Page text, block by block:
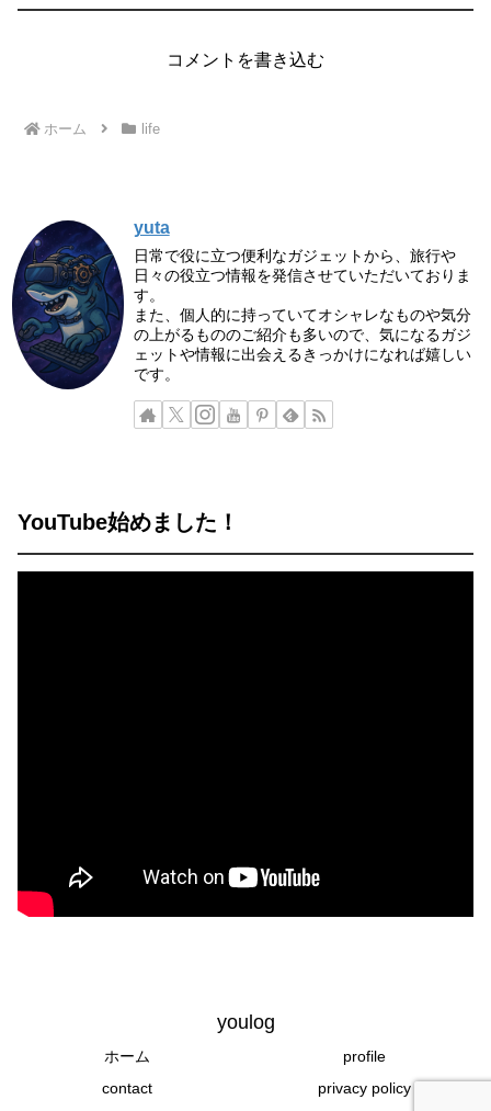
コメントを書き込む
ホーム life
yuta
日常で役に立つ便利なガジェットから、旅行や
日々の役立つ情報を発信させていただいておりま
す。
また、個人的に持っていてオシャレなものや気分
の上がるもののご紹介も多いので、気になるガジ
ェットや情報に出会えるきっかけになれば嬉しい
です。
YouTube始めました！
youlog
ホーム
profile
contact
privacy policy